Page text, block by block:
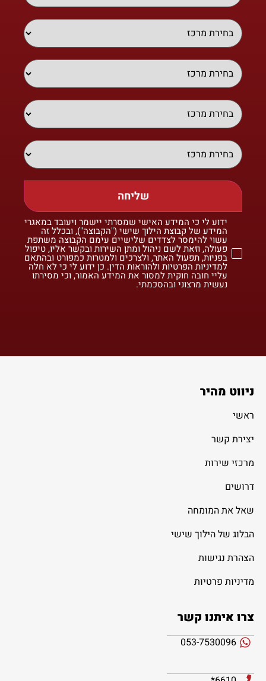
שליחה
ידוע לי כי המידע האישי שמסרתי יישמר ויעובד במאגרי
המידע של קבוצת הילוך שישי ("הקבוצה"), ובכלל זה
עשוי להימסר לצדדים שלישיים עימם הקבוצה משתפת
פעולה, וזאת לשם ניהול ומתן השירות ובקשר אליו, טיפול
בפניות, תפעול האתר, ולצרכים ולמטרות כמפורט ובהתאם
למדיניות הפרטיות ולהוראות הדין. כן ידוע לי כי לא חלה
עליי חובה חוקית למסור את המידע האמור, וכי מסירתו
נעשית מרצוני ובהסכמתי.
ניווט מהיר
ראשי
יצירת קשר
מרכזי שירות
דרושים
שאל את המומחה
הבלוג של הילוך שישי
הצהרת נגישות
מדיניות פרטיות
צרו איתנו קשר
053-7530096